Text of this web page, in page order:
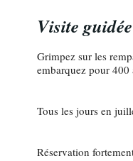
Visite
Grimpez sur les
embarquez pour 400
Tous les jours en
Réservation